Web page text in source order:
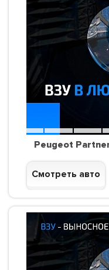
Peugeot
Смотреть авто